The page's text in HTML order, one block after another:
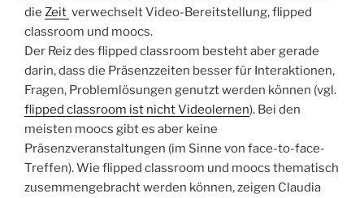
die Zeit verwechselt Video-Bereitstellung, flipped
classroom und moocs.
Der Reiz des flipped classroom besteht aber gerade
darin, dass die Präsenzzeiten besser für Interaktionen,
Fragen, Problemlösungen genutzt werden können (vgl.
flipped classroom ist nicht Videolernen). Bei den
meisten moocs gibt es aber keine
Präsenzveranstaltungen (im Sinne von face-to-face-
Treffen). Wie flipped classroom und moocs thematisch
zusemmengebracht werden können, zeigen Claudia